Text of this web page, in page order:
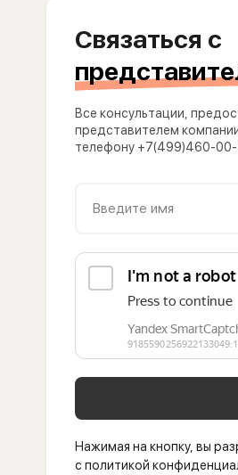
Связаться с
Все консультации,
представителем
телефону +7(499)460-
Введите имя
Нажимая на кнопку, вы
с политикой